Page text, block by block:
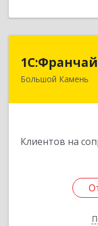
Большой Камень
Клиентов на
692806,